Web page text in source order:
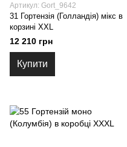
Артикул: Gort_9642
31 Гортензія (Голландія) мікс в
корзині XXL
12 210 грн
Купити